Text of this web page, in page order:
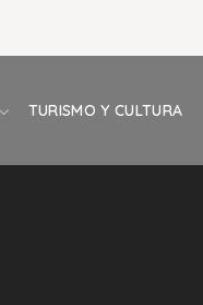
TURISMO Y CULTURA